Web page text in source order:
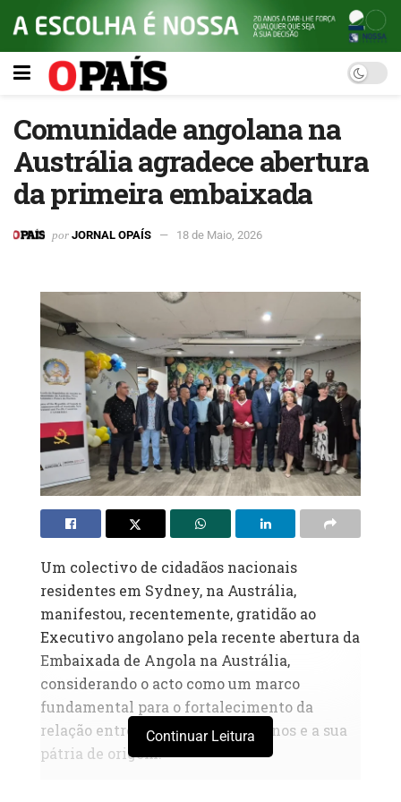
Comunidade angolana na
Austrália agradece abertura
da primeira embaixada
por JORNAL OPAÍS 18 de Maio, 2026
Um colectivo de cidadãos nacionais
residentes em Sydney, na Austrália,
manifestou, recentemente, gratidão ao
Executivo angolano pela recente abertura da
Embaixada de Angola na Austrália,
considerando o acto como um marco
fundamental para o fortalecimento da
relação entre os cidadãos angolanos e a sua
pátria de origem.
Continuar Leitura